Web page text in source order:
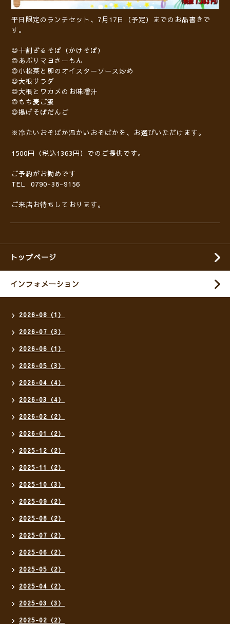
平日限定のランチセット、7月17日（予定）までのお品書きで
す。
◎十割ざるそば（かけそば）
◎あぶりマヨさーもん
◎小松菜と卵のオイスターソース炒め
◎大根サラダ
◎大根とワカメのお味噌汁
◎もち麦ご飯
◎揚げそばだんご
※冷たいおそばか温かいおそばかを、お選びいただけます。
1500円（税込1363円）でのご提供です。
ご予約がお勧めです
TEL 0790-38-9156
ご来店お待ちしております。
トップページ
インフォメーション
2026-08（1）
2026-07（3）
2026-06（1）
2026-05（3）
2026-04（4）
2026-03（4）
2026-02（2）
2026-01（2）
2025-12（2）
2025-11（2）
2025-10（3）
2025-09（2）
2025-08（2）
2025-07（2）
2025-06（2）
2025-05（2）
2025-04（2）
2025-03（3）
2025-02（2）